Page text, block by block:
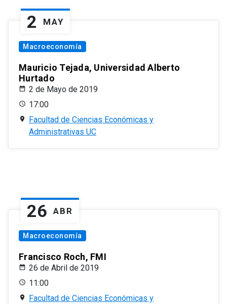
2 MAY
Macroeconomía
Mauricio Tejada, Universidad Alberto
Hurtado
2 de Mayo de 2019
17:00
Facultad de Ciencias Económicas y
Administrativas UC
26 ABR
Macroeconomía
Francisco Roch, FMI
26 de Abril de 2019
11:00
Facultad de Ciencias Económicas y